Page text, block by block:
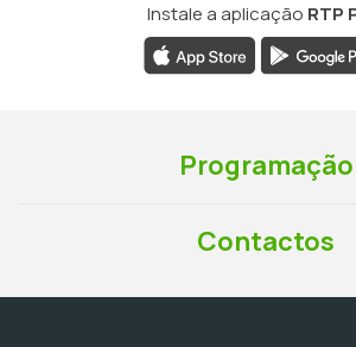
Instale a aplicação RTP
Programação
Contactos